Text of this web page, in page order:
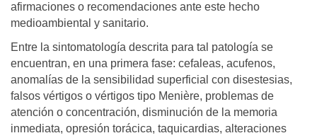
afirmaciones o recomendaciones ante este hecho
medioambiental y sanitario.
Entre la sintomatología descrita para tal patología se
encuentran, en una primera fase: cefaleas, acufenos,
anomalías de la sensibilidad superficial con disestesias,
falsos vértigos o vértigos tipo Menière, problemas de
atención o concentración, disminución de la memoria
inmediata, opresión torácica, taquicardias, alteraciones